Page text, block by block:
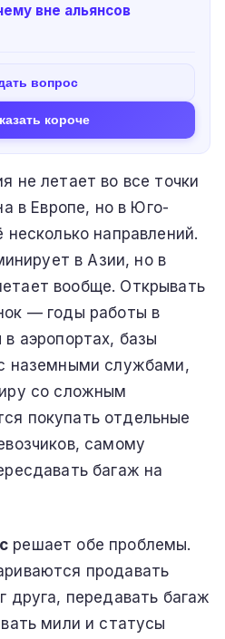
вне альянсов
вопрос
короче
не летает во все точки
в Европе, но в Юго-
направлений.
в Азии, но в
вообще. Открывать
— годы работы в
аэропортах, базы
наземными службами,
со сложным
покупать отдельные
самому
багаж на
решает обе проблемы.
продавать
друга, передавать багаж
мили и статусы